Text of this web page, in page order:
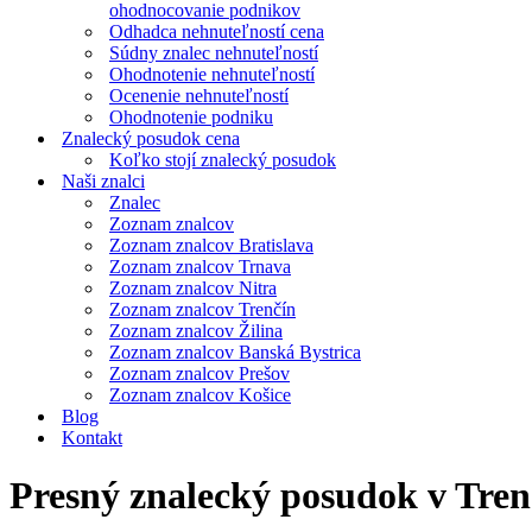
ohodnocovanie podnikov
Odhadca nehnuteľností cena
Súdny znalec nehnuteľností
Ohodnotenie nehnuteľností
Ocenenie nehnuteľností
Ohodnotenie podniku
Znalecký posudok cena
Koľko stojí znalecký posudok
Naši znalci
Znalec
Zoznam znalcov
Zoznam znalcov Bratislava
Zoznam znalcov Trnava
Zoznam znalcov Nitra
Zoznam znalcov Trenčín
Zoznam znalcov Žilina
Zoznam znalcov Banská Bystrica
Zoznam znalcov Prešov
Zoznam znalcov Košice
Blog
Kontakt
Presný znalecký posudok v